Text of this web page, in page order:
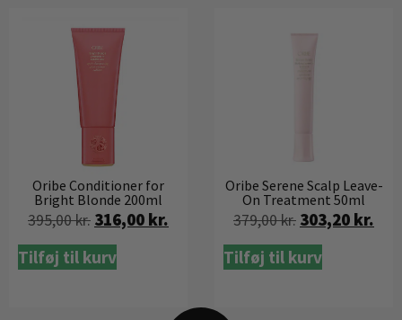
Oribe Conditioner for
Bright Blonde 200ml
395,00kr. 316,00 kr.
Tilføj til kurv
Oribe Serene Scalp Leave-
On Treatment 50ml
379,00kr. 303,20 kr.
Tilføj til kurv